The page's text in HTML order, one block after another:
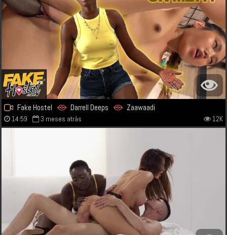
Fake Hostel Darrell Deeps Zaawaadi
14:59 3 meses atrás 12K